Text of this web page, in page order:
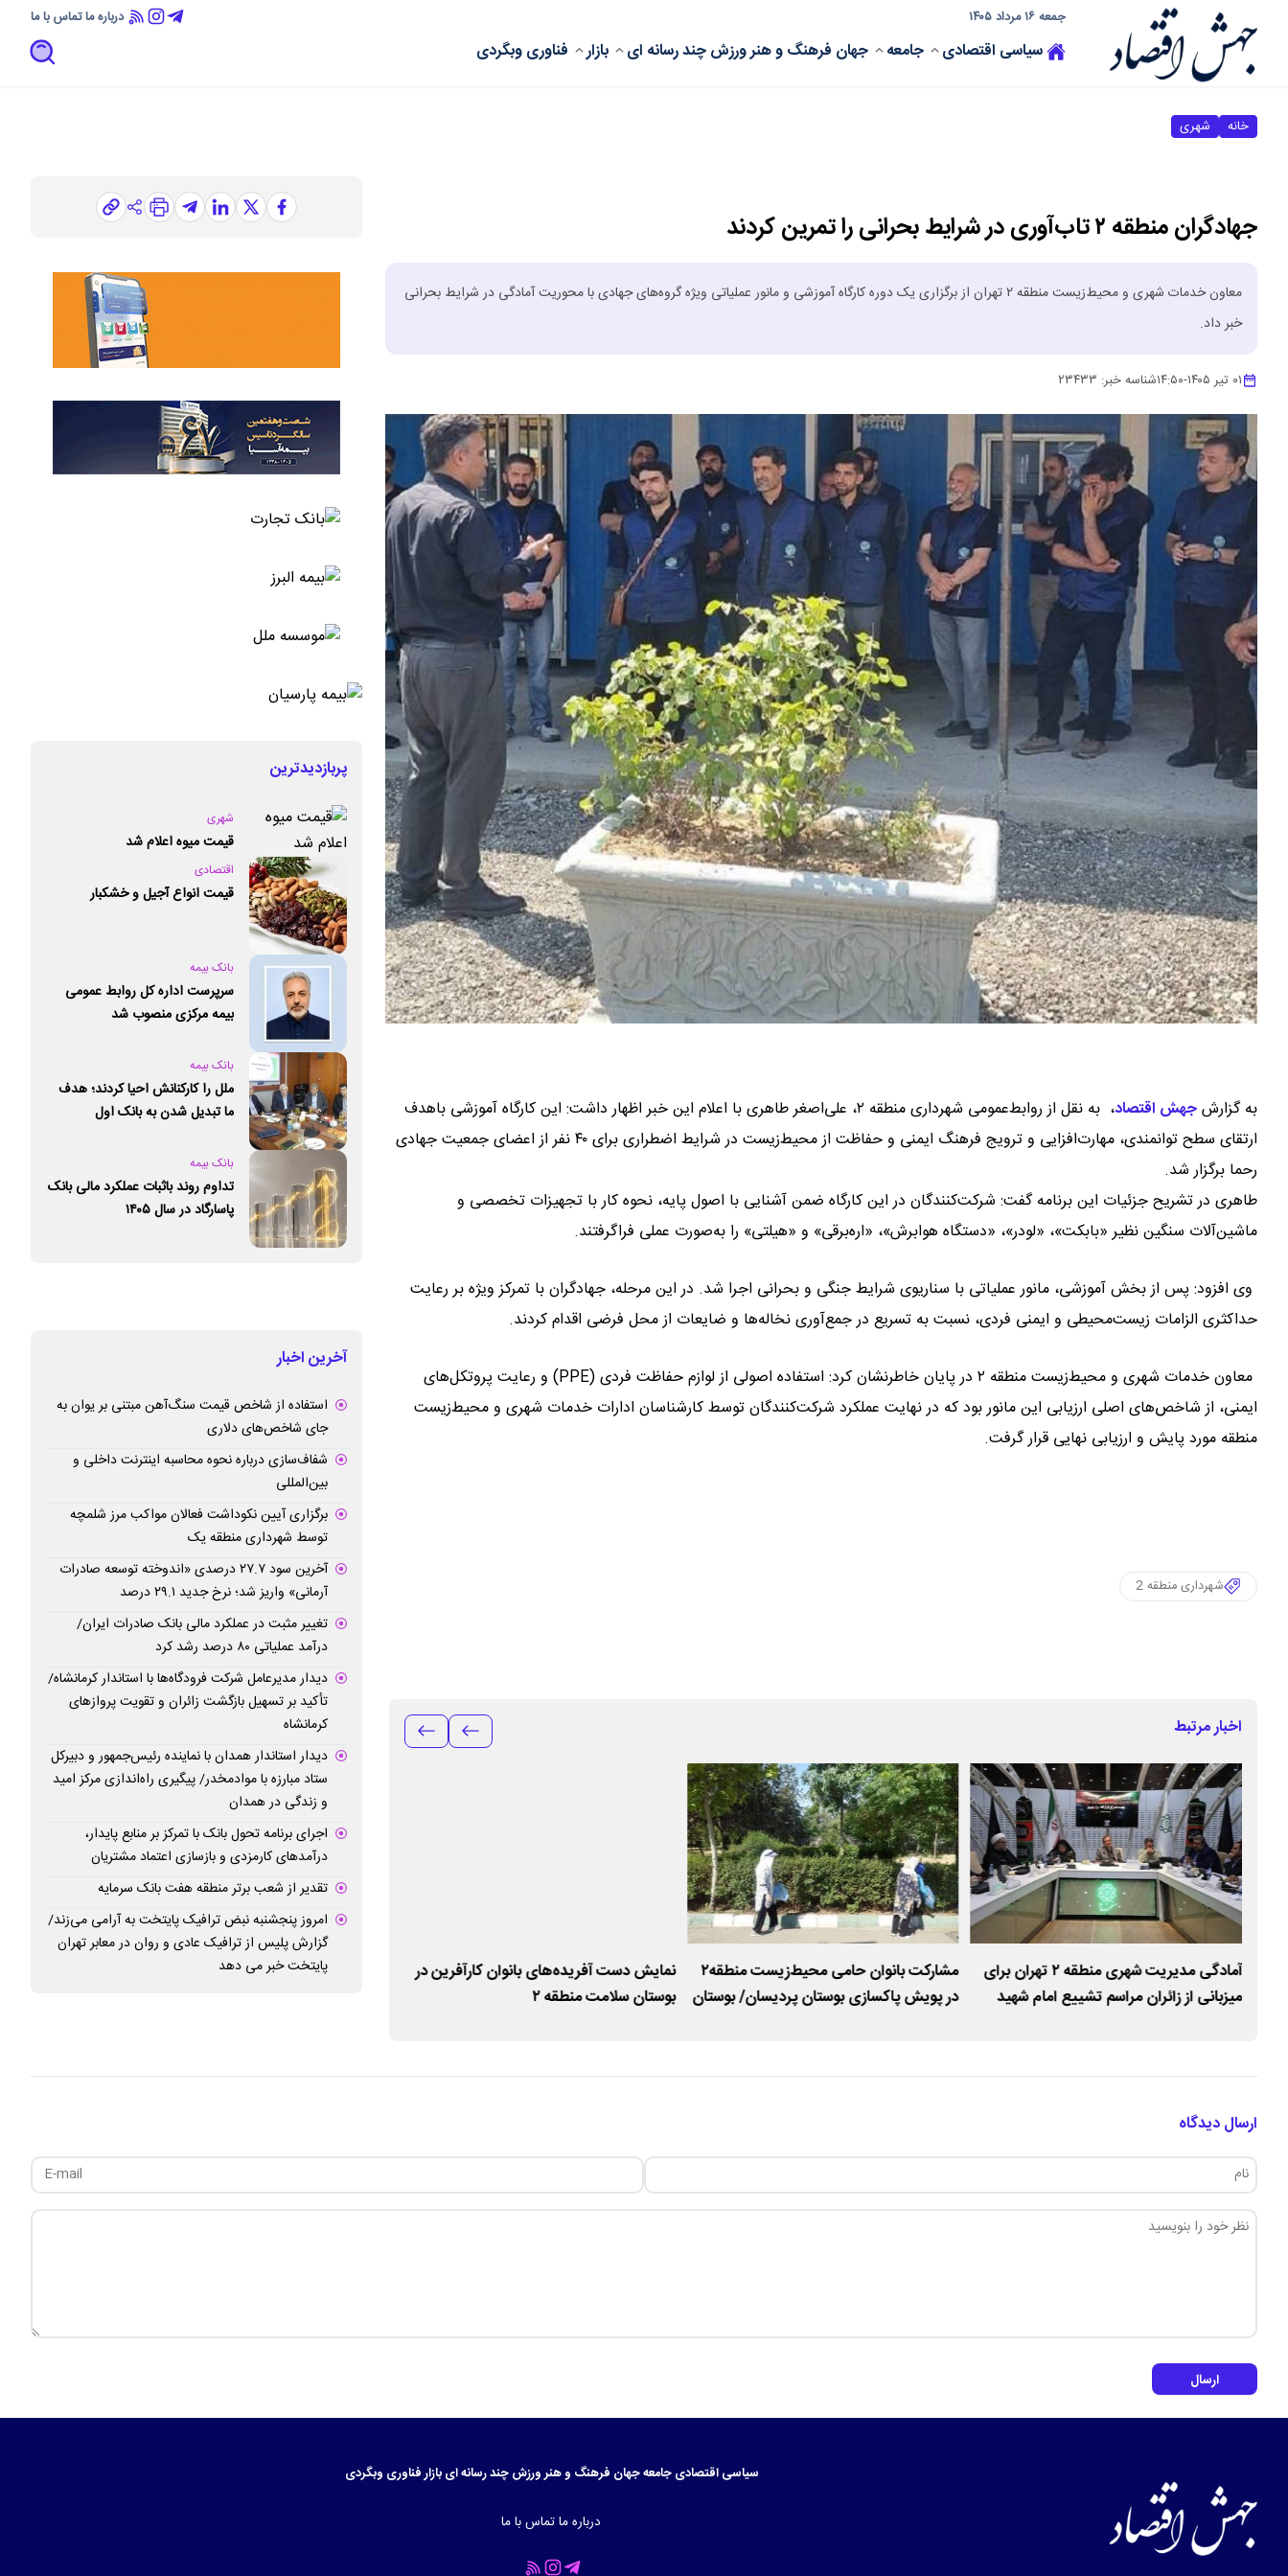
جمعه ۱۶ مرداد ۱۴۰۵ درباره ماتماس با ما
سیاسی اقتصادی جامعه جهان فرهنگ و هنرورزشچند رسانه ای بازار فناوریوبگردی
خانه شهری
جهادگران منطقه ۲ تاب‌آوری در شرایط بحرانی را تمرین کردند
معاون خدمات شهری و محیط‌زیست منطقه ۲ تهران از برگزاری یک دوره کارگاه آموزشی و مانور عملیاتی ویژه گروه‌های جهادی با محوریت آمادگی در شرایط بحرانی
خبر داد.
۰۱ تیر ۱۴۰۵ -۱۴:۵۰شناسه خبر: ۲۳۴۳۳
به گزارشجهش اقتصاد،
به نقل از روابط‌عمومی شهرداری منطقه ۲، علی‌اصغر طاهری با اعلام این خبر اظهار داشت: این کارگاه آموزشی باهدف
ارتقای سطح توانمندی، مهارت‌افزایی و ترویج فرهنگ ایمنی و حفاظت از محیط‌زیست در شرایط اضطراری برای ۴۰ نفر از اعضای جمعیت جهادی
رحما برگزار شد.
طاهری در تشریح جزئیات این برنامه گفت: شرکت‌کنندگان در این کارگاه ضمن آشنایی با اصول پایه، نحوه کار با تجهیزات تخصصی و
ماشین‌آلات سنگین نظیر «بابکت»، «لودر»، «دستگاه هوابرش»، «اره‌برقی» و «هیلتی» را به‌صورت عملی فراگرفتند.
وی افزود: پس از بخش آموزشی، مانور عملیاتی با سناریوی شرایط جنگی و بحرانی اجرا شد. در این مرحله، جهادگران با تمرکز ویژه بر رعایت
حداکثری الزامات زیست‌محیطی و ایمنی فردی، نسبت به تسریع در جمع‌آوری نخاله‌ها و ضایعات از محل فرضی اقدام کردند.
معاون خدمات شهری و محیط‌زیست منطقه ۲ در پایان خاطرنشان کرد: استفاده اصولی از لوازم حفاظت فردی (PPE) و رعایت پروتکل‌های
ایمنی، از شاخص‌های اصلی ارزیابی این مانور بود که در نهایت عملکرد شرکت‌کنندگان توسط کارشناسان ادارات خدمات شهری و محیط‌زیست
منطقه مورد پایش و ارزیابی نهایی قرار گرفت.
شهرداری منطقه 2
اخبار مرتبط
آمادگی مدیریت شهری منطقه ۲ تهران برای
میزبانی از زائران مراسم تشییع امام شهید
مشارکت بانوان حامی محیط‌زیست منطقه۲
در پویش پاکسازی بوستان پردیسان/ بوستان
نمایش دست آفریده‌های بانوان کارآفرین در
بوستان سلامت منطقه ۲
ساماندهی و بهسازی ۳ هزار متر طول از
پربازدیدترین
شهری
قیمت میوه اعلام شد
اقتصادی
قیمت انواع آجیل و خشکبار
بانک بیمه
سرپرست اداره کل روابط عمومی
بیمه مرکزی منصوب شد
بانک بیمه
ملل را کارکنانش احیا کردند؛ هدف
ما تبدیل شدن به بانک اول
بانک بیمه
تداوم روند باثبات عملکرد مالی بانک
پاسارگاد در سال ۱۴۰۵
آخرین اخبار
استفاده از شاخص قیمت سنگ‌آهن مبتنی بر یوان به
جای شاخص‌های دلاری
شفاف‌سازی درباره نحوه محاسبه اینترنت داخلی و
بین‌المللی
برگزاری آیین نکوداشت فعالان مواکب مرز شلمچه
توسط شهرداری منطقه یک
آخرین سود ۲۷.۷ درصدی «اندوخته توسعه صادرات
آرمانی» واریز شد؛ نرخ جدید ۲۹.۱ درصد
تغییر مثبت در عملکرد مالی بانک صادرات ایران/
درآمد عملیاتی ۸۰ درصد رشد کرد
دیدار مدیرعامل شرکت فرودگاه‌ها با استاندار کرمانشاه/
تأکید بر تسهیل بازگشت زائران و تقویت پروازهای
کرمانشاه
دیدار استاندار همدان با نماینده رئیس‌جمهور و دبیرکل
ستاد مبارزه با موادمخدر/ پیگیری راه‌اندازی مرکز امید
و زندگی در همدان
اجرای برنامه تحول بانک با تمرکز بر منابع پایدار،
درآمدهای کارمزدی و بازسازی اعتماد مشتریان
تقدیر از شعب برتر منطقه هفت بانک سرمایه
امروز پنجشنبه نبض ترافیک پایتخت به آرامی می‌زند/
گزارش پلیس از ترافیک عادی و روان در معابر تهران
پایتخت خبر می دهد
ارسال دیدگاه
ارسال
سیاسیاقتصادیجامعهجهان فرهنگ و هنرورزشچند رسانه ایبازارفناوری وبگردی
درباره ماتماس با ما